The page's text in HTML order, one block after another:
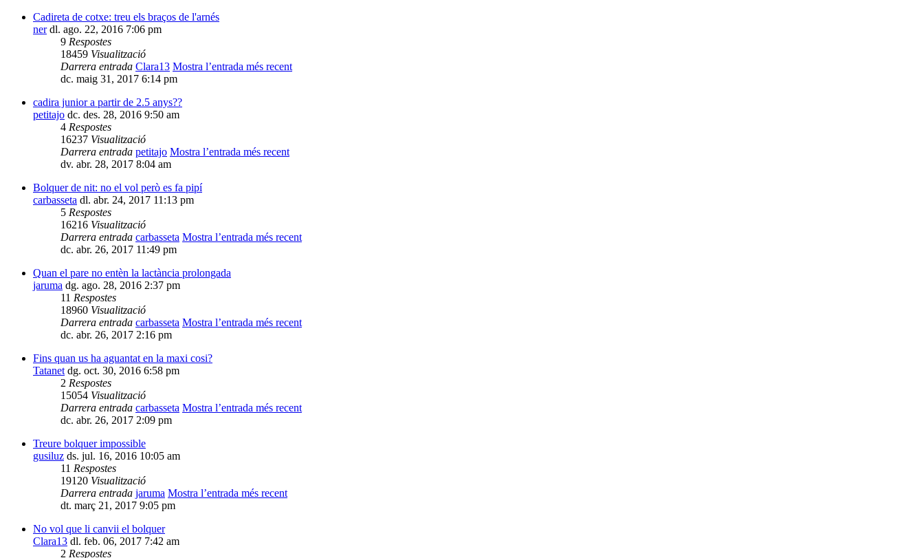
Cadireta de cotxe: treu els braços de l'arnés
ner dl. ago. 22, 2016 7:06 pm
9 Respostes
18459 Visualització
Darrera entrada Clara13 Mostra l’entrada més recent
dc. maig 31, 2017 6:14 pm
cadira junior a partir de 2.5 anys??
petitajo dc. des. 28, 2016 9:50 am
4 Respostes
16237 Visualització
Darrera entrada petitajo Mostra l’entrada més recent
dv. abr. 28, 2017 8:04 am
Bolquer de nit: no el vol però es fa pipí
carbasseta dl. abr. 24, 2017 11:13 pm
5 Respostes
16216 Visualització
Darrera entrada carbasseta Mostra l’entrada més recent
dc. abr. 26, 2017 11:49 pm
Quan el pare no entèn la lactància prolongada
jaruma dg. ago. 28, 2016 2:37 pm
11 Respostes
18960 Visualització
Darrera entrada carbasseta Mostra l’entrada més recent
dc. abr. 26, 2017 2:16 pm
Fins quan us ha aguantat en la maxi cosi?
Tatanet dg. oct. 30, 2016 6:58 pm
2 Respostes
15054 Visualització
Darrera entrada carbasseta Mostra l’entrada més recent
dc. abr. 26, 2017 2:09 pm
Treure bolquer impossible
gusiluz ds. jul. 16, 2016 10:05 am
11 Respostes
19120 Visualització
Darrera entrada jaruma Mostra l’entrada més recent
dt. març 21, 2017 9:05 pm
No vol que li canvii el bolquer
Clara13 dl. feb. 06, 2017 7:42 am
2 Respostes